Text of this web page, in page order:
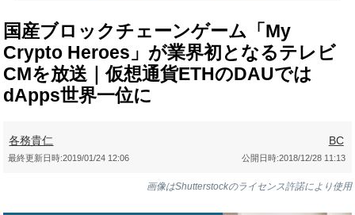
国産ブロックチェーンゲーム「My
Crypto Heroes」が業界初となるテレビ
CMを放送｜仮想通貨ETHのDAUでは
dApps世界一位に
各務貴仁 BC
公開日時:2018/12/28 11:13
最終更新日時:2019/01/24 12:06
画像はShutterstockのライセンス許諾により使用